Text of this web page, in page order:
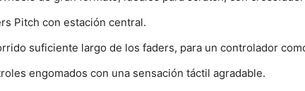
Pitch con estación central.
suficiente largo de los faders, para un controlador
engomados con una sensación táctil agradable.